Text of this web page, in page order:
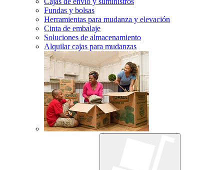
Fundas y bolsas
Herramientas para mudanza y elevación
Cinta de embalaje
Soluciones de almacenamiento
Alquilar cajas para mudanzas